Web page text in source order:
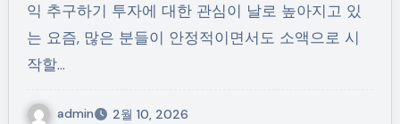
익 추구하기 투자에 대한 관심이 날로 높아지고 있
는 요즘, 많은 분들이 안정적이면서도 소액으로 시
작할…
admin 2월 10, 2026